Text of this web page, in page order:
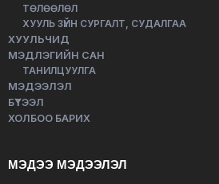
ТӨЛӨӨЛӨЛ
ХУУЛЬ ЗҮЙН СУРГАЛТ, СУДАЛГАА
ХУУЛЬЧИД
МЭДЛЭГИЙН САН
ТАНИЛЦУУЛГА
МЭДЭЭЛЭЛ
БҮТЭЭЛ
ХОЛБОО БАРИХ
МЭДЭЭ МЭДЭЭЛЭЛ